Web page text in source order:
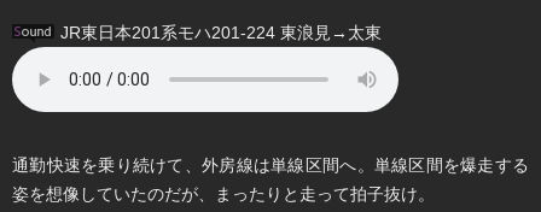
JR東日本201系モハ201-224 東浪見→太東
通勤快速を乗り続けて、外房線は単線区間へ。単線区間を爆走する
姿を想像していたのだが、まったりと走って拍子抜け。